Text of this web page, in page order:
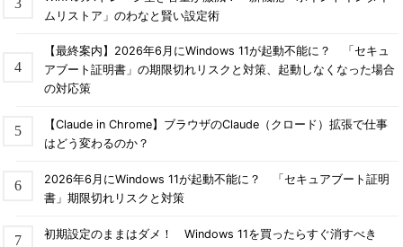
ムリストア」のわなと賢い設定術
【最終案内】2026年6月にWindows 11が起動不能に？ 「セキュ
アブート証明書」の期限切れリスクと対策、起動しなくなった場合
の対応策
【Claude in Chrome】ブラウザのClaude（クロード）拡張で仕事
はどう変わるのか？
2026年6月にWindows 11が起動不能に？ 「セキュアブート証明
書」期限切れリスクと対策
初期設定のままはダメ！ Windows 11を買ったらすぐ消すべき